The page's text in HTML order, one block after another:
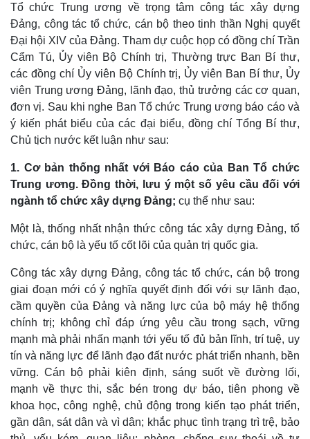
Tổ chức Trung ương về trọng tâm công tác xây dựng
Đảng, công tác tổ chức, cán bộ theo tinh thần Nghị quyết
Đại hội XIV của Đảng. Tham dự cuộc họp có đồng chí Trần
Cẩm Tú, Ủy viên Bộ Chính trị, Thường trực Ban Bí thư,
các đồng chí Ủy viên Bộ Chính trị, Ủy viên Ban Bí thư, Ủy
viên Trung ương Đảng, lãnh đạo, thủ trưởng các cơ quan,
đơn vị. Sau khi nghe Ban Tổ chức Trung ương báo cáo và
ý kiến phát biểu của các đại biểu, đồng chí Tổng Bí thư,
Chủ tịch nước kết luận như sau:
1. Cơ bản thống nhất với Báo cáo của Ban Tổ chức
Trung ương. Đồng thời, lưu ý một số yêu cầu đối với
ngành tổ chức xây dựng Đảng; cụ thể như sau:
Một là, thống nhất nhận thức công tác xây dựng Đảng, tổ
chức, cán bộ là yếu tố cốt lõi của quản trị quốc gia.
Công tác xây dựng Đảng, công tác tổ chức, cán bộ trong
giai đoạn mới có ý nghĩa quyết định đối với sự lãnh đạo,
cầm quyền của Đảng và năng lực của bộ máy hệ thống
chính trị; không chỉ đáp ứng yêu cầu trong sạch, vững
mạnh mà phải nhấn mạnh tới yếu tố đủ bản lĩnh, trí tuệ, uy
tín và năng lực để lãnh đạo đất nước phát triển nhanh, bền
vững. Cán bộ phải kiên định, sáng suốt về đường lối,
mạnh về thực thi, sắc bén trong dự báo, tiên phong về
khoa học, công nghệ, chủ động trong kiến tạo phát triển,
gần dân, sát dân và vì dân; khắc phục tình trạng trì trệ, bảo